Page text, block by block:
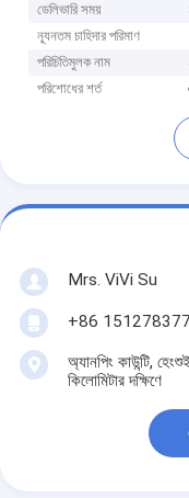
ডেলিভারি সময়
ন্যূনতম চাহিদার পরিমাণ
পরিচিতিমুলক নাম
পরিশোধের শর্ত
Mrs. ViVi Su
+86
অ্যানপিং কাউন্টি,
কিলোমিটার দক্ষিণে